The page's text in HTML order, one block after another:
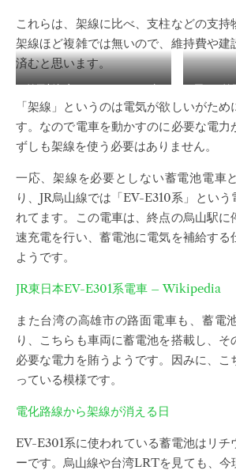
これらは、架線に比べ、支柱などの支持
架線ほど複雑では無いので、維持費や建
済むと思います。
埼玉新都市ニューシャトルの裏
面脇にある電線
同じく埼
「架線」というのは電気が欲しいがた
す。なので電車を動かすのに必要な電力
ずしも架線を使う必要はありません。
一応、架線を必要としない蓄電池電車
り、JR烏山線では「EV-E310系」という
れてます。この電車は、終点の烏山駅に
速充電を行い、蓄電池に電気を補給する
ようです。
JR東日本EV-E301系電車 – Wikipedia
また台湾の高雄市の路面電車も、蓄電
り、こちらも車両に蓄電池を搭載し、そ
必要な電力を賄うようです。因みに、こ
っている模様です。
電化路線から架線が消える日
EV-E301系に使われている蓄電池はリチ
ーです。烏山線や台湾LRTを見ても、今